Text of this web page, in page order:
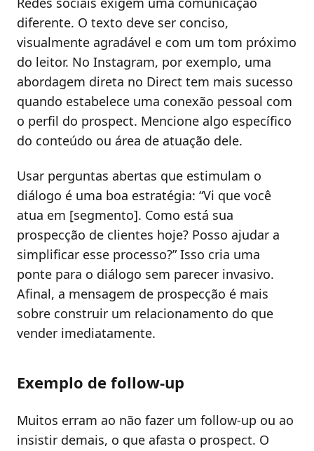
diferente. O texto deve ser conciso,
visualmente agradável e com um tom próximo
do leitor. No Instagram, por exemplo, uma
abordagem direta no Direct tem mais sucesso
quando estabelece uma conexão pessoal com
o perfil do prospect. Mencione algo específico
do conteúdo ou área de atuação dele.
Usar perguntas abertas que estimulam o
diálogo é uma boa estratégia: “Vi que você
atua em [segmento]. Como está sua
prospecção de clientes hoje? Posso ajudar a
simplificar esse processo?” Isso cria uma
ponte para o diálogo sem parecer invasivo.
Afinal, a mensagem de prospecção é mais
sobre construir um relacionamento do que
vender imediatamente.
Exemplo de follow-up
Muitos erram ao não fazer um follow-up ou ao
insistir demais, o que afasta o prospect. O